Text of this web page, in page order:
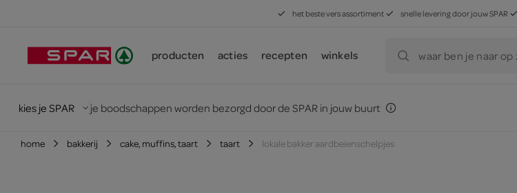
het beste vers assortiment snelle levering door jouw SPAR
producten acties recepten winkels waar ben je naar op
kies je SPAR je boodschappen worden bezorgd door de SPAR in jouw buurt
home bakkerij cake, muffins, taart taart lokale bakker aardbeienschelpjes